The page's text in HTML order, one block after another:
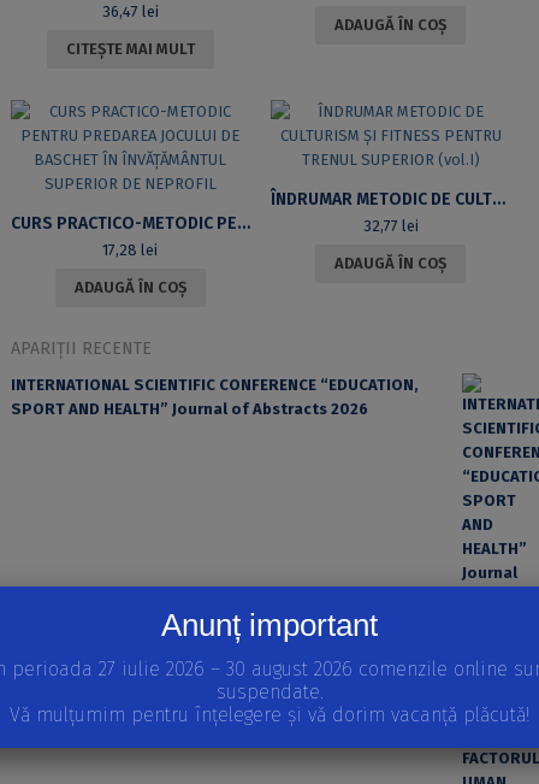
36,47 lei
CITEȘTE MAI MULT
ADAUGĂ ÎN COȘ
CURS PRACTICO-METODIC PENTRU PREDAREA JOCULUI DE BASCHET ÎN ÎNVĂȚĂMÂNTUL SUPERIOR DE NEPROFIL
17,28 lei
ADAUGĂ ÎN COȘ
ÎNDRUMAR METODIC DE CULTURISM ȘI FITNESS PENTRU TRENUL SUPERIOR (VOL.I)
32,77 lei
ADAUGĂ ÎN COȘ
APARIȚII RECENTE
INTERNATIONAL SCIENTIFIC CONFERENCE “EDUCATION,
SPORT AND HEALTH” Journal of Abstracts 2026
EROAREA ȘI FACTORUL UMAN ÎN PRACTICA MEDICALĂ
Anunț important
perioada 27 iulie 2026 – 30 august 2026 comenzile online
suspendate.
Vă mulțumim pentru înțelegere și vă dorim vacanță plăcută!